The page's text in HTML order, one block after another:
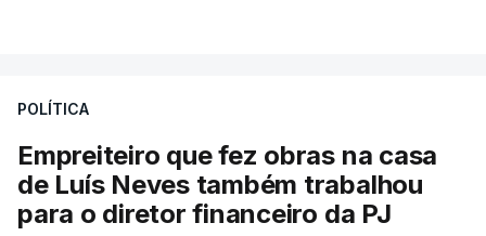
POLÍTICA
Empreiteiro que fez obras na casa
de Luís Neves também trabalhou
para o diretor financeiro da PJ